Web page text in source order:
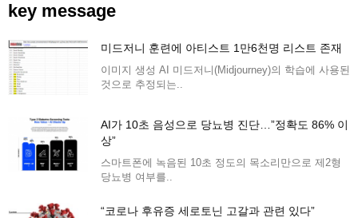
key message
미드저니 훈련에 아티스트 1만6천명 리스트 존재
이미지 생성 AI 미드저니(Midjourney)의 학습에 사용된
것으로 추정되는..
AI가 10초 음성으로 당뇨병 진단…”정확도 86% 이
상”
스마트폰에 녹음된 10초 정도의 목소리만으로 제2형
당뇨병 여부를..
“코로나 후유증 세로토닌 고갈과 관련 있다”